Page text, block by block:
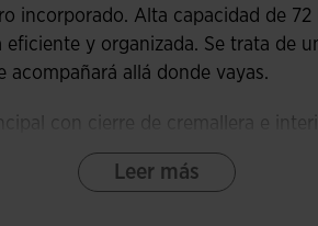
incorporado. Alta capacidad de
y organizada. Se trata de
allá donde vayas.
con cierre de cremallera e
doble en este caso. Está
un pequeño bolsillo lateral para
Leer más